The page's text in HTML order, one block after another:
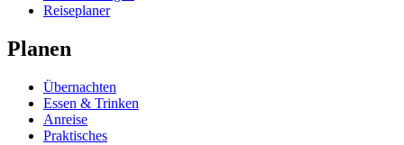
Reiseplaner
Planen
Übernachten
Essen & Trinken
Anreise
Praktisches